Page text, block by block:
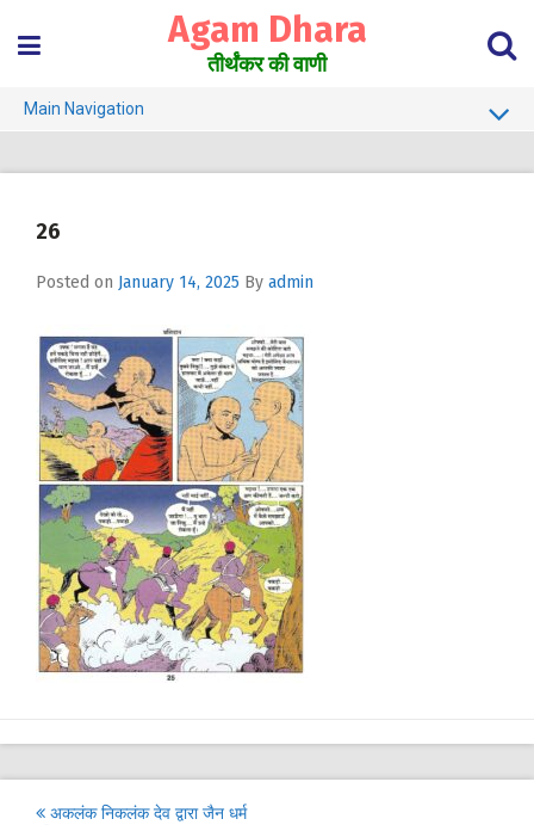
content
Agam Dhara
तीर्थंकर की वाणी
Main Navigation
Jain Darshan Dictionary
26
Posted on January 14, 2025 By admin
अकलंक निकलंक देव द्वारा जैन धर्म